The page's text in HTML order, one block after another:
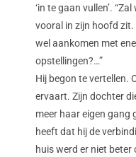
‘in te gaan vullen’.
vooral in zijn hoofd zit.
wel aankomen met
opstellingen?…”
Hij begon te vertellen.
ervaart. Zijn dochter
meer haar eigen gang
heeft dat hij de
huis werd er niet beter